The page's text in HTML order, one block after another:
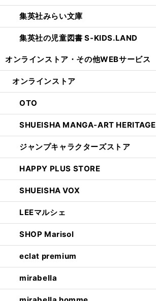
集英社みらい文庫
集英社の児童図書 S-KIDS.LAND
オンラインストア・ その他WEBサービス
オンラインストア
OTO
SHUEISHA MANGA-ART HERITAGE
ジャンプキャラクターズストア
HAPPY PLUS STORE
SHUEISHA VOX
LEEマルシェ
SHOP Marisol
eclat premium
mirabella